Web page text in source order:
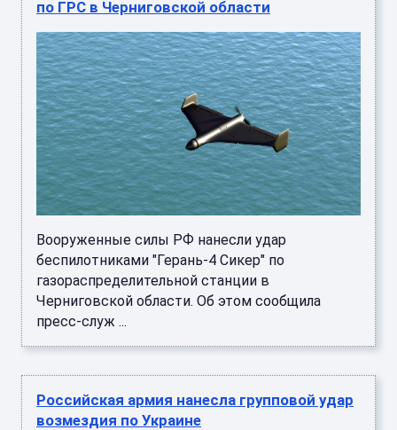
по ГРС в Черниговской области
Вооруженные силы РФ нанесли удар
беспилотниками "Герань-4 Сикер" по
газораспределительной станции в
Черниговской области. Об этом сообщила
пресс-служ ...
Российская армия нанесла групповой удар
возмездия по Украине